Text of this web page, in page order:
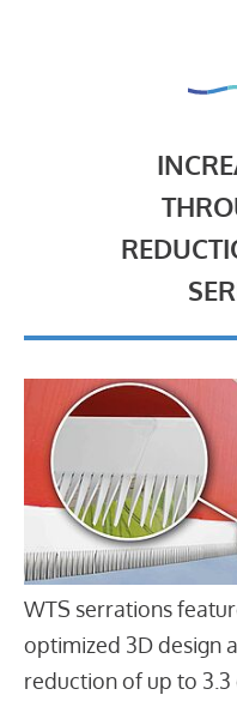
WTS serrations
optimized 3D design
reduction of up to 3.3